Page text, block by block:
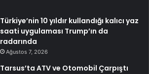
Türkiye’nin 10 yıldır kullandığı kalıcı yaz
saati uygulaması Trump’ın da
radarında
Ağustos 7, 2026
Tarsus’ta ATV ve Otomobil Çarpıştı